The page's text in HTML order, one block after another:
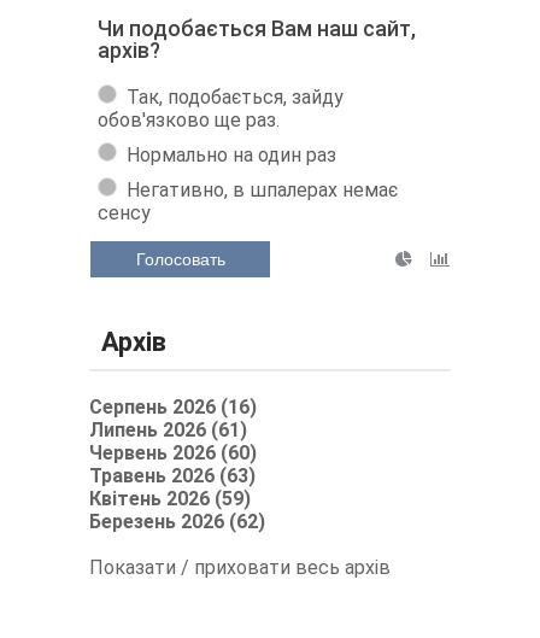
Чи подобається Вам наш сайт,
архів?
Так, подобається, зайду
обов'язково ще раз.
Нормально на один раз
Негативно, в шпалерах немає
сенсу
Голосовать
Архів
Серпень 2026 (16)
Липень 2026 (61)
Червень 2026 (60)
Травень 2026 (63)
Квітень 2026 (59)
Березень 2026 (62)
Показати / приховати весь архів